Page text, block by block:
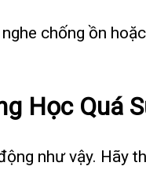
chống ồn
Học Quá
như vậy. Hãy